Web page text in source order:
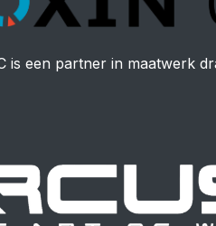
is een partner in maatwerk